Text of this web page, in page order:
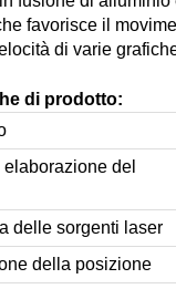
favorisce il
di varie
di prodotto:
del
delle sorgenti laser
della posizione